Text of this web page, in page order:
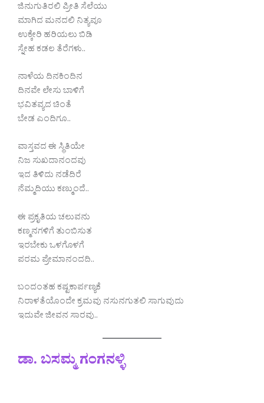
ಜಿನುಗುತಿರಲಿ ಪ್ರೀತಿ ಸೆಲೆಯು
ಮಾಗಿದ ಮನದಲಿ ನಿತ್ಯವೂ
ಉಕ್ಕೇರಿ ಹರಿಯಲು ಬಿಡಿ
ಸ್ನೇಹ ಕಡಲ ತೆರೆಗಳು..
ನಾಳೆಯ ದಿನಕಿಂದಿನ
ದಿನವೇ ಲೇಸು ಬಾಳಿಗೆ
ಭವಿತವ್ಯದ ಚಿಂತೆ
ಬೇಡ ಎಂದಿಗೂ..
ವಾಸ್ತವದ ಈ ಸ್ಥಿತಿಯೇ
ನಿಜ ಸುಖದಾನಂದವು
ಇದ ತಿಳಿದು ನಡೆದಿರೆ
ನೆಮ್ಮದಿಯು ಕಣ್ಮುಂದೆ..
ಈ ಪ್ರಕೃತಿಯ ಚಲುವನು
ಕಣ್ಮನಗಳಿಗೆ ತುಂಬಿಸುತ
ಇರಬೇಕು ಒಳಗೊಳಗೆ
ಪರಮ ಪ್ರೇಮಾನಂದದಿ..
ಬಂದಂತಹ ಕಷ್ಟಕಾರ್ಪಣ್ಯಕೆ
ನಿರಾಳತೆಯೊಂದೇ ಕ್ರಮವು ನಸುನಗುತಲಿ ಸಾಗುವುದು
ಇದುವೇ ಜೀವನ ಸಾರವು..
ಡಾ. ಬಸಮ್ಮ ಗಂಗನಳ್ಳಿ